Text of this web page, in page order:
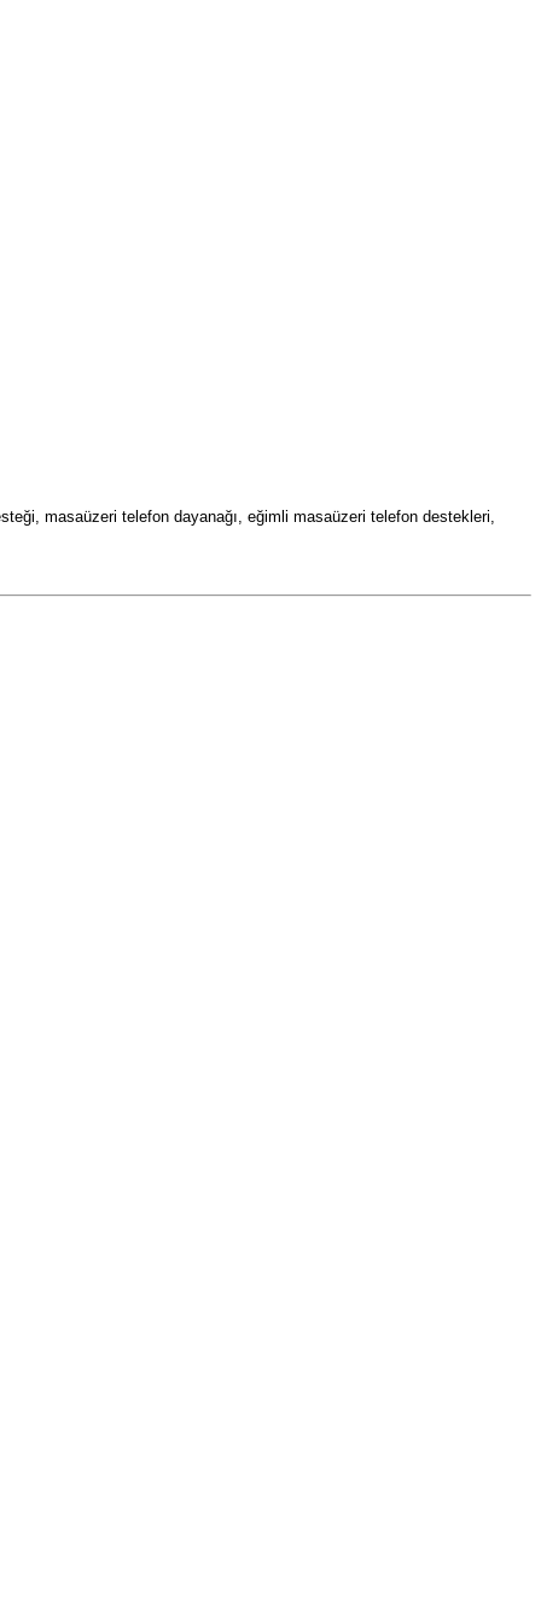
masaüzeri telefon dayanağı, eğimli masaüzeri telefon destekleri,